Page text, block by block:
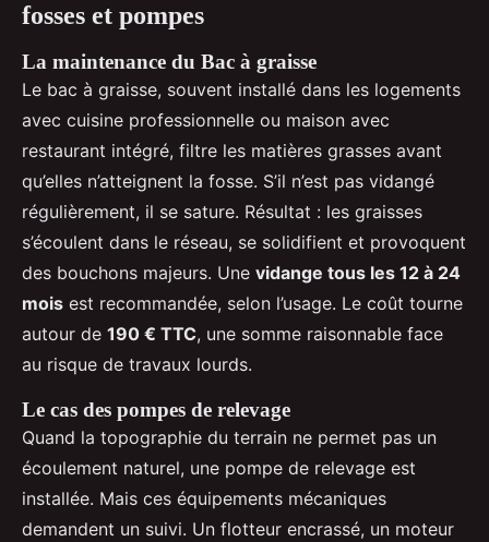
fosses et pompes
La maintenance du Bac à graisse
Le bac à graisse, souvent installé dans les logements
avec cuisine professionnelle ou maison avec
restaurant intégré, filtre les matières grasses avant
qu’elles n’atteignent la fosse. S’il n’est pas vidangé
régulièrement, il se sature. Résultat : les graisses
s’écoulent dans le réseau, se solidifient et provoquent
des bouchons majeurs. Une vidange tous les 12 à 24
mois est recommandée, selon l’usage. Le coût tourne
autour de 190 € TTC, une somme raisonnable face
au risque de travaux lourds.
Le cas des pompes de relevage
Quand la topographie du terrain ne permet pas un
écoulement naturel, une pompe de relevage est
installée. Mais ces équipements mécaniques
demandent un suivi. Un flotteur encrassé, un moteur